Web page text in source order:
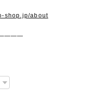
shop.jp/about